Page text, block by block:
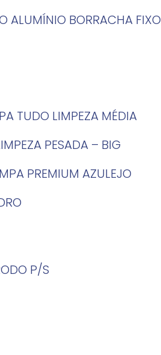
ALUMÍNIO BORRACHA
TUDO LIMPEZA MÉDIA
LIMPEZA PESADA – BIG
PREMIUM AZULEJO
RODO P/S